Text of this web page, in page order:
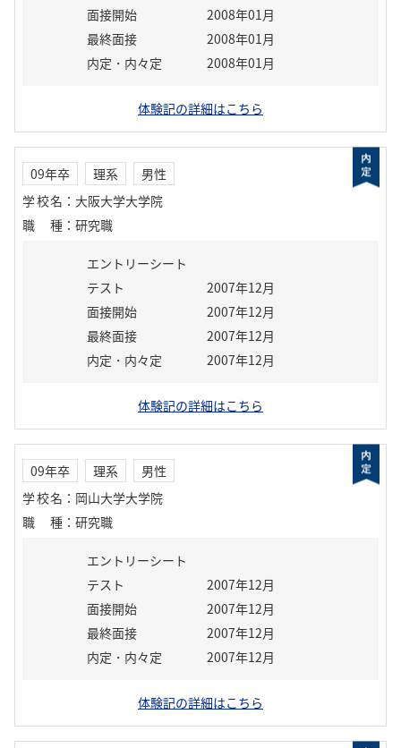
面接開始
2008年01月
最終面接
2008年01月
内定・内々定
2008年01月
体験記の詳細はこちら
09年卒 理系
男性
学校名 ： 大阪大学大学院
職種 ： 研究職
エントリーシート
テスト
2007年12月
面接開始
2007年12月
最終面接
2007年12月
内定・内々定
2007年12月
体験記の詳細はこちら
09年卒 理系
男性
学校名 ： 岡山大学大学院
職種 ： 研究職
エントリーシート
テスト
2007年12月
面接開始
2007年12月
最終面接
2007年12月
内定・内々定
2007年12月
体験記の詳細はこちら